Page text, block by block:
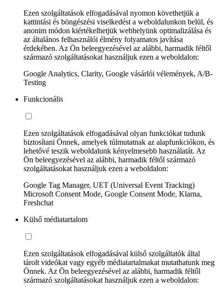
Ezen szolgáltatások elfogadásával nyomon követhetjük a
kattintási és böngészési viselkedést a weboldalunkon belül, és
anonim módon kiértékelhetjük webhelyünk optimalizálása és
az általános felhasználói élmény folyamatos javítása
érdekében. Az Ön beleegyezésével az alábbi, harmadik féltől
származó szolgáltatásokat használjuk ezen a weboldalon:
Google Analytics, Clarity, Google vásárlói vélemények, A/B-
Testing
Funkcionális
Ezen szolgáltatások elfogadásával olyan funkciókat tudunk
biztosítani Önnek, amelyek túlmutatnak az alapfunkciókon, és
lehetővé teszik weboldalunk kényelmesebb használatát. Az
Ön beleegyezésével az alábbi, harmadik féltől származó
szolgáltatásokat használjuk ezen a weboldalon:
Google Tag Manager, UET (Universal Event Tracking)
Microsoft Consent Mode, Google Consent Mode, Klarna,
Freshchat
Külső médiatartalom
Ezen szolgáltatások elfogadásával külső szolgáltatók által
tárolt videókat vagy egyéb médiatartalmakat mutathatunk meg
Önnek. Az Ön beleegyezésével az alábbi, harmadik féltől
származó szolgáltatásokat használjuk ezen a weboldalon: